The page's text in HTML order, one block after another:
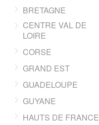
BRETAGNE
CENTRE VAL DE
LOIRE
CORSE
GRAND EST
GUADELOUPE
GUYANE
HAUTS DE FRANCE